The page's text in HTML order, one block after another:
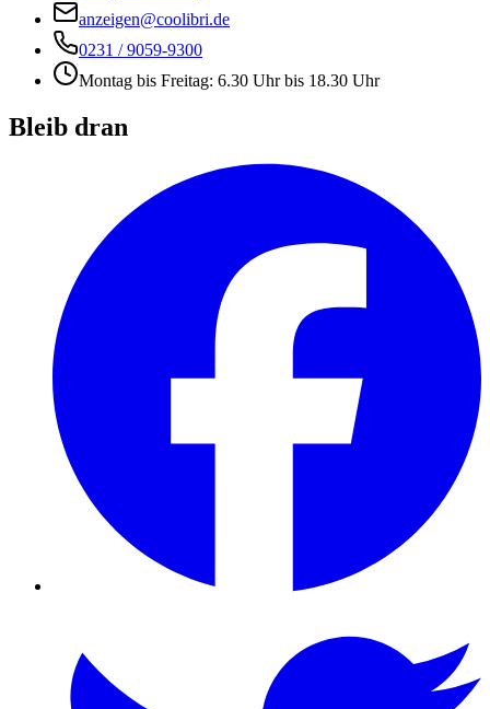
anzeigen@coolibri.de
0231 / 9059-9300
Montag bis Freitag: 6.30 Uhr bis 18.30 Uhr
Bleib dran